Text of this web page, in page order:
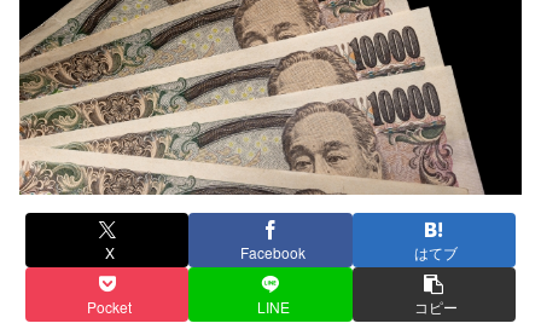
X Facebook はてブ
Pocket LINE コピー